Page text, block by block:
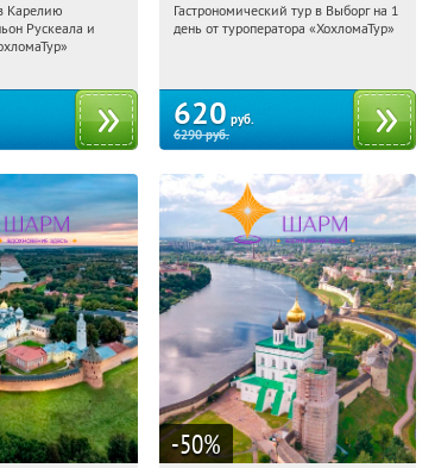
Купили:
Карелию
Рускеала и
02:14:35 Купили:5
Гастрономический тур в Выборг на 1
день от туроператора «ХохломаТур»
620 руб.
6290руб.
-50%